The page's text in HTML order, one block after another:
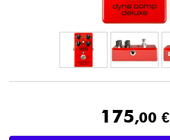
Licht
175,00 €